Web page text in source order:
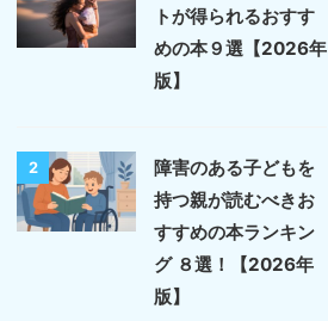
トが得られるおすす
めの本９選【2026年
版】
2
障害のある子どもを
持つ親が読むべきお
すすめの本ランキン
グ ８選！【2026年
版】